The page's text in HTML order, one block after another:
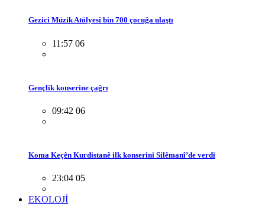
Gezici Müzik Atölyesi bin 700 çocuğa ulaştı
11:57 06
Gençlik konserine çağrı
09:42 06
Koma Keçên Kurdistanê ilk konserini Silêmanî’de verdi
23:04 05
EKOLOJİ